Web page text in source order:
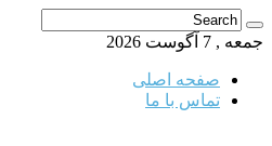
جمعه , 7 آگوست 2026
صفحه اصلی
تماس با ما